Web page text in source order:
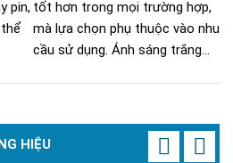
pin, tốt hơn trong mọi trường hợp,
mà lựa chọn phụ thuộc vào nhu
cầu sử dụng. Ánh sáng trắng...
HIỆU